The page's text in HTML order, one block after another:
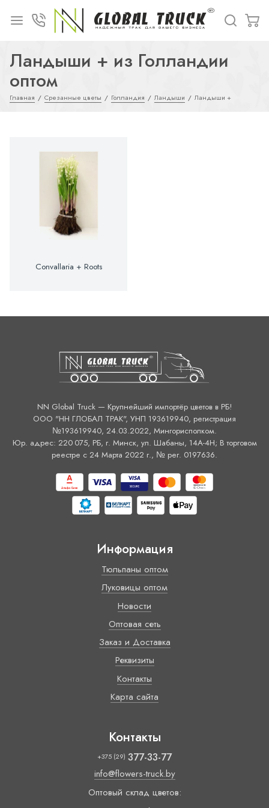
Ландыши + из Голландии
оптом
Главная Срезанные цветы Голландия Ландыши Ландыши +
Convallaria + Roots
NN Global Truck — Крупнейший импортёр цветов в РБ!
ООО "НН ГЛОБАЛ ТРАК", УНП 193619940, регистрация
№193619940, 24.03.2022, Мингорисполком.
Юр. адрес: 220 075, РБ, г. Минск, ул. Шабаны, 14А-4H; В торговом
реестре с 24 Марта 2022 г., № рег. 0197636.
Информация
Тюльпаны оптом
Луковицы оптом
Новости
Оптовая сеть
Заказ и Доставка
Реквизиты
Контакты
Карта сайта
Контакты
+375 (29) 377-33-77
info@flowers-truck.by
Оптовый склад цветов: